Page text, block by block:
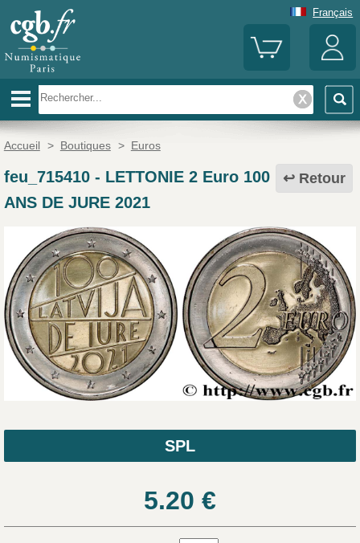
Français
Accueil > Boutiques > Euros
Retour
feu_715410- LETTONIE 2 Euro 100
ANS DE JURE 2021
SPL
5.20 €